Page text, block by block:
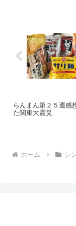
らんまん第２５週感
た関東大震災
ホーム シ